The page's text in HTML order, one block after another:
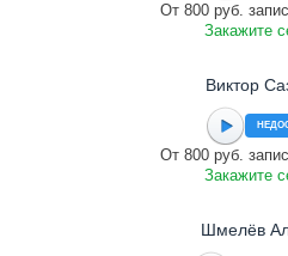
От 800 руб.
Закажите
Виктор
От 800 руб.
Закажите
Шмелёв